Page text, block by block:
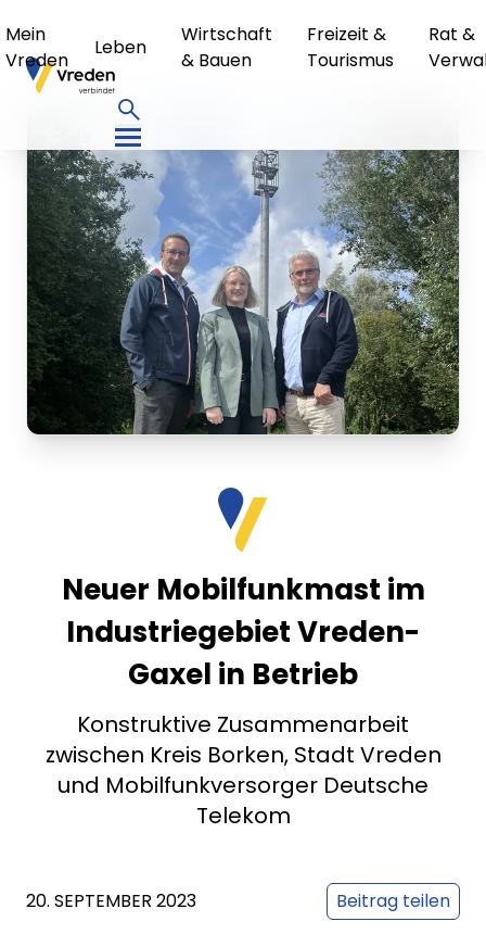
Mein
Vreden
Leben
Wirtschaft
& Bauen
Freizeit &
Tourismus
Rat &
Neuer Mobilfunkmast im
Industriegebiet Vreden-
Gaxel in Betrieb
Konstruktive Zusammenarbeit
zwischen Kreis Borken, Stadt Vreden
und Mobilfunkversorger Deutsche
Telekom
20. SEPTEMBER 2023 Beitrag teilen